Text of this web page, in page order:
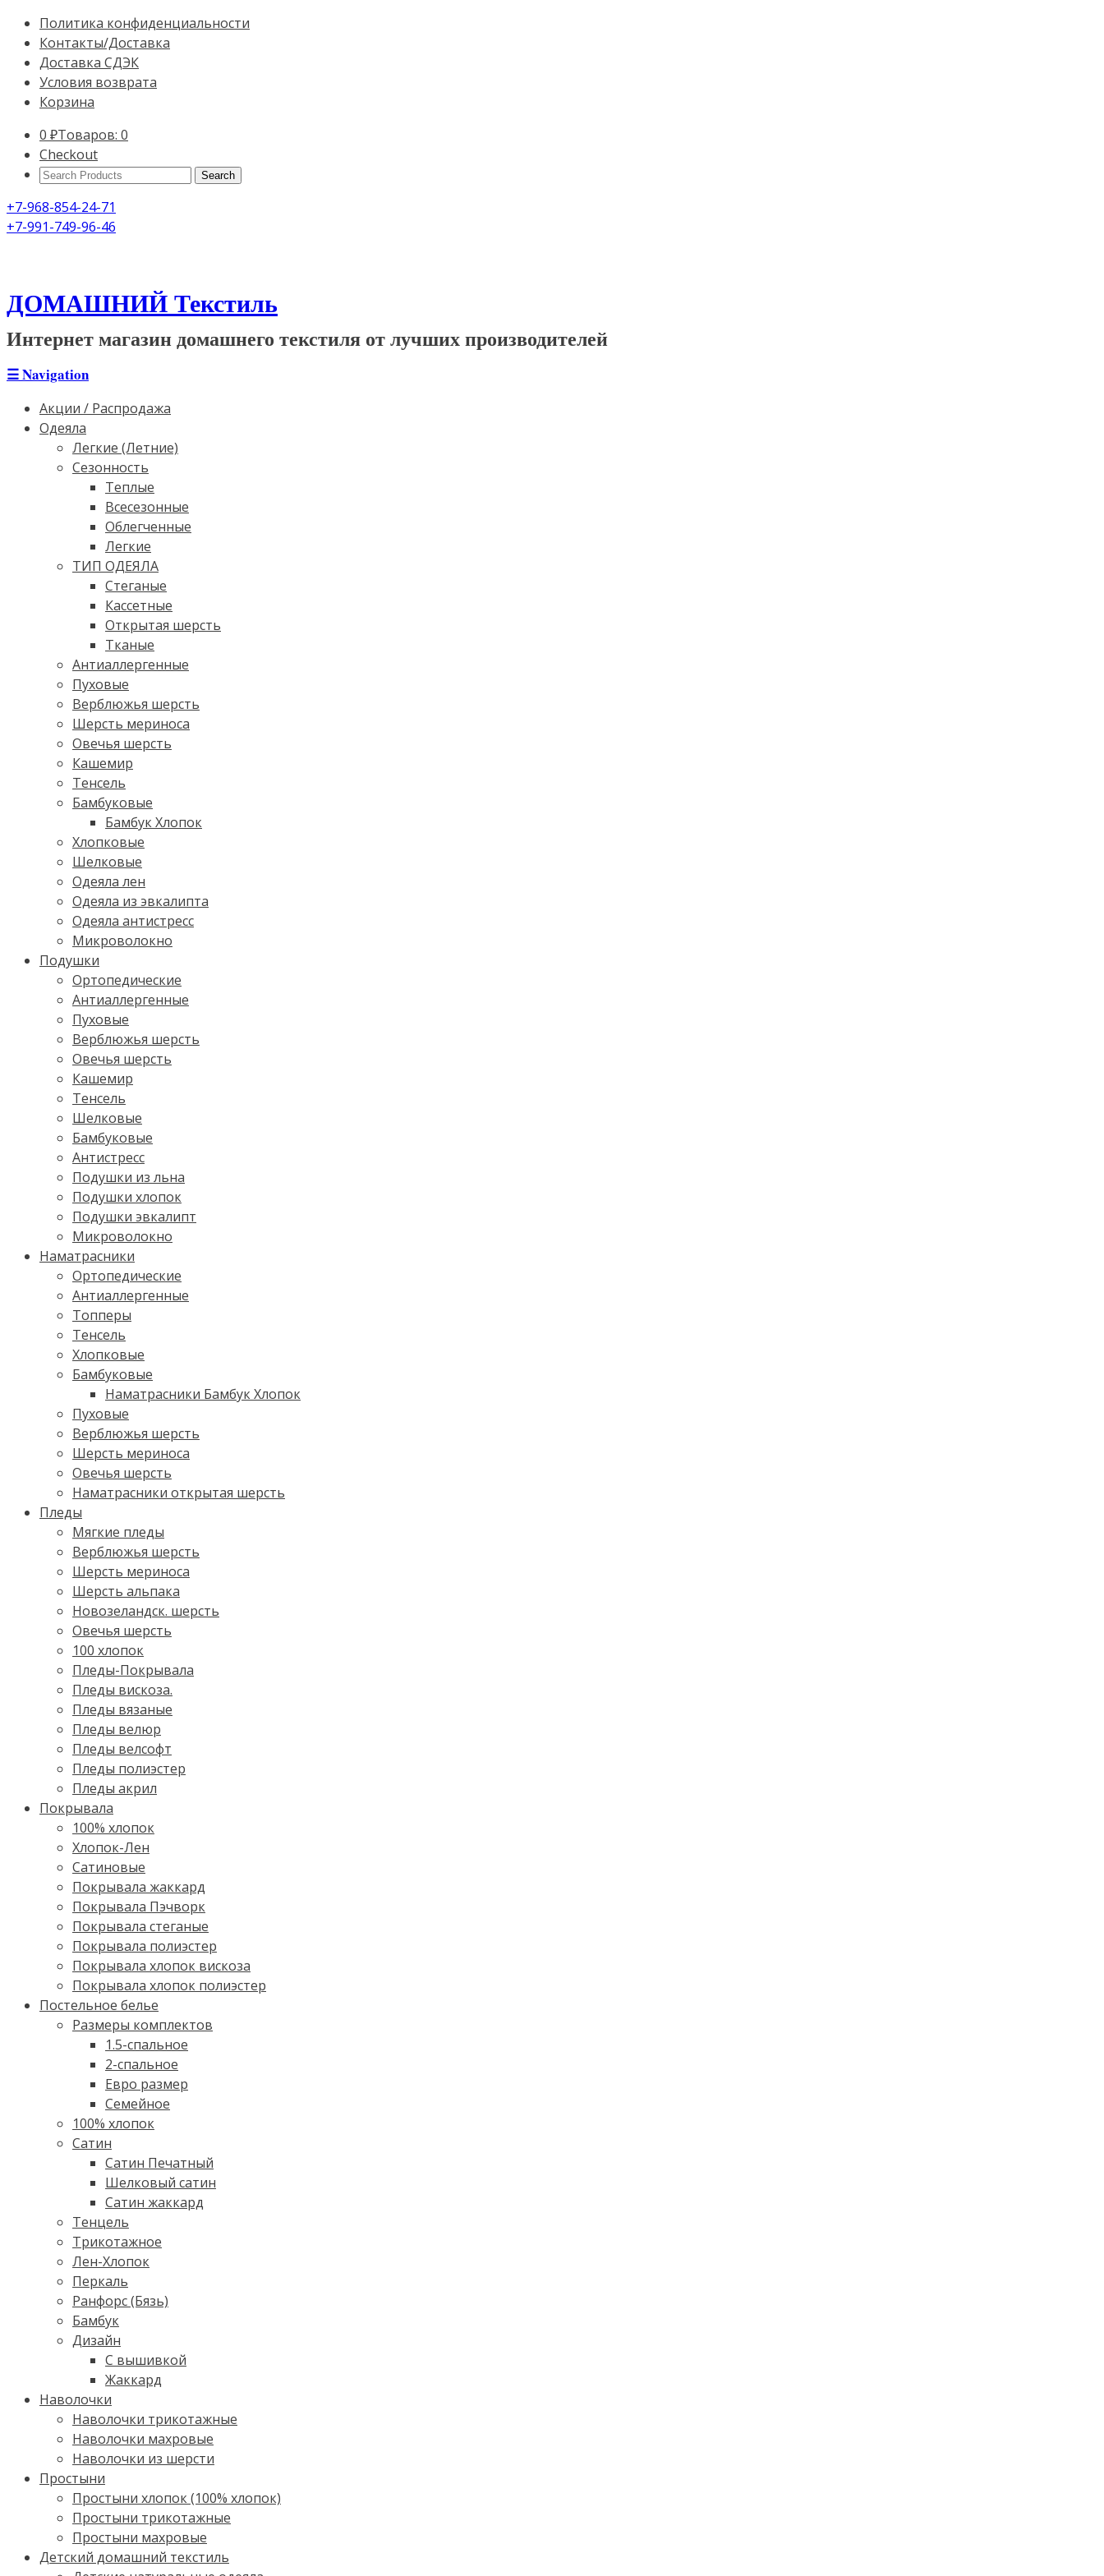
Политика конфиденциальности
Контакты/Доставка
Доставка СДЭК
Условия возврата
Корзина
0 ₽Товаров: 0
Checkout
Search
+7-968-854-24-71
+7-991-749-96-46
ДОМАШНИЙ Текстиль
Интернет магазин домашнего текстиля от лучших производителей
☰Navigation
Акции / Распродажа
Одеяла
Легкие (Летние)
Сезонность
Теплые
Всесезонные
Облегченные
Легкие
ТИП ОДЕЯЛА
Стеганые
Кассетные
Открытая шерсть
Тканые
Антиаллергенные
Пуховые
Верблюжья шерсть
Шерсть мериноса
Овечья шерсть
Кашемир
Тенсель
Бамбуковые
Бамбук Хлопок
Хлопковые
Шелковые
Одеяла лен
Одеяла из эвкалипта
Одеяла антистресс
Микроволокно
Подушки
Ортопедические
Антиаллергенные
Пуховые
Верблюжья шерсть
Овечья шерсть
Кашемир
Тенсель
Шелковые
Бамбуковые
Антистресс
Подушки из льна
Подушки хлопок
Подушки эвкалипт
Микроволокно
Наматрасники
Ортопедические
Антиаллергенные
Топперы
Тенсель
Хлопковые
Бамбуковые
Наматрасники Бамбук Хлопок
Пуховые
Верблюжья шерсть
Шерсть мериноса
Овечья шерсть
Наматрасники открытая шерсть
Пледы
Мягкие пледы
Верблюжья шерсть
Шерсть мериноса
Шерсть альпака
Новозеландск. шерсть
Овечья шерсть
100 хлопок
Пледы-Покрывала
Пледы вискоза.
Пледы вязаные
Пледы велюр
Пледы велсофт
Пледы полиэстер
Пледы акрил
Покрывала
100% хлопок
Хлопок-Лен
Сатиновые
Покрывала жаккард
Покрывала Пэчворк
Покрывала стеганые
Покрывала полиэстер
Покрывала хлопок вискоза
Покрывала хлопок полиэстер
Постельное белье
Размеры комплектов
1.5-спальное
2-спальное
Евро размер
Семейное
100% хлопок
Cатин
Сатин Печатный
Шелковый сатин
Сатин жаккард
Тенцель
Трикотажное
Лен-Хлопок
Перкаль
Ранфорс (Бязь)
Бамбук
Дизайн
С вышивкой
Жаккард
Наволочки
Наволочки трикотажные
Наволочки махровые
Наволочки из шерсти
Простыни
Простыни хлопок (100% хлопок)
Простыни трикотажные
Простыни махровые
Детский домашний текстиль